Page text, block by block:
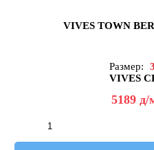
VIVES TOWN
Размер:
VIVES
5189 д/